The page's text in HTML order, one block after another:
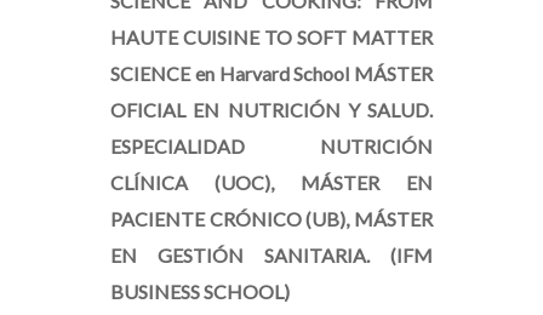
HAUTE CUISINE TO SOFT MATTER
SCIENCE en Harvard School MÁSTER
OFICIAL EN NUTRICIÓN Y SALUD.
ESPECIALIDAD NUTRICIÓN
CLÍNICA (UOC), MÁSTER EN
PACIENTE CRÓNICO (UB), MÁSTER
EN GESTIÓN SANITARIA. (IFM
BUSINESS SCHOOL)